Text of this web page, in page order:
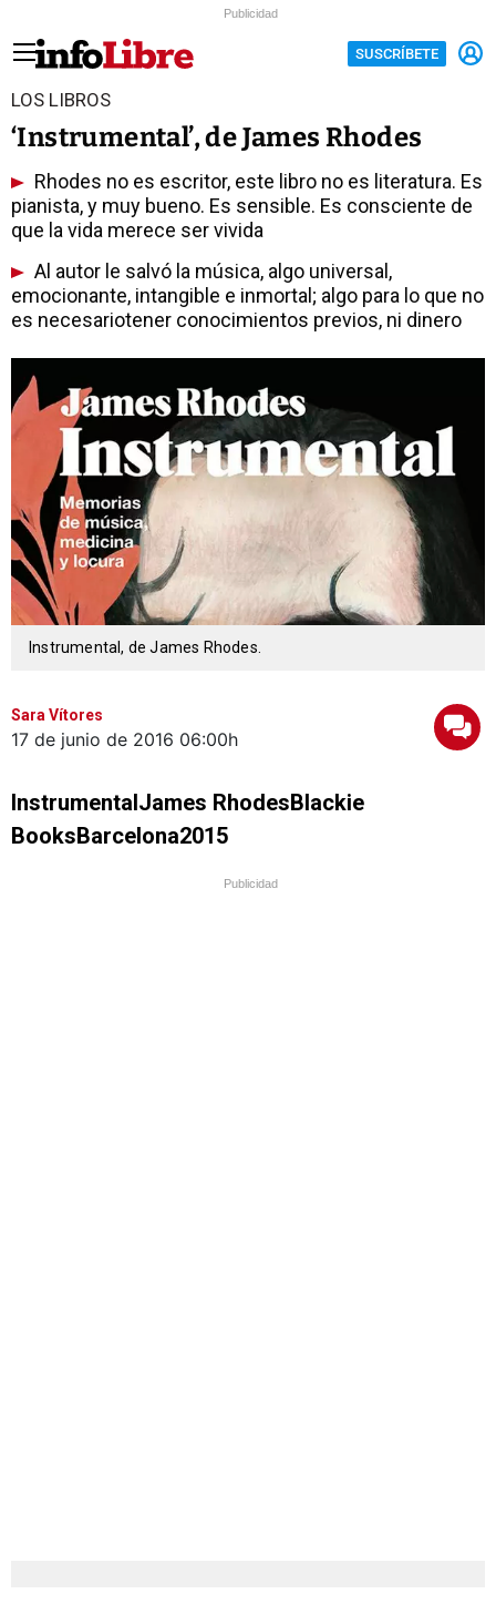
Publicidad
SUSCRÍBETE
LOS LIBROS
‘Instrumental’, de James Rhodes
Rhodes no es escritor, este libro no es literatura. Es
pianista, y muy bueno. Es sensible. Es consciente de
que la vida merece ser vivida
Al autor le salvó la música, algo universal,
emocionante, intangible e inmortal; algo para lo que no
es necesariotener conocimientos previos, ni dinero
Instrumental, de James Rhodes.
Sara Vítores
17 de junio de 2016 06:00h
InstrumentalJames RhodesBlackie
BooksBarcelona2015
Publicidad